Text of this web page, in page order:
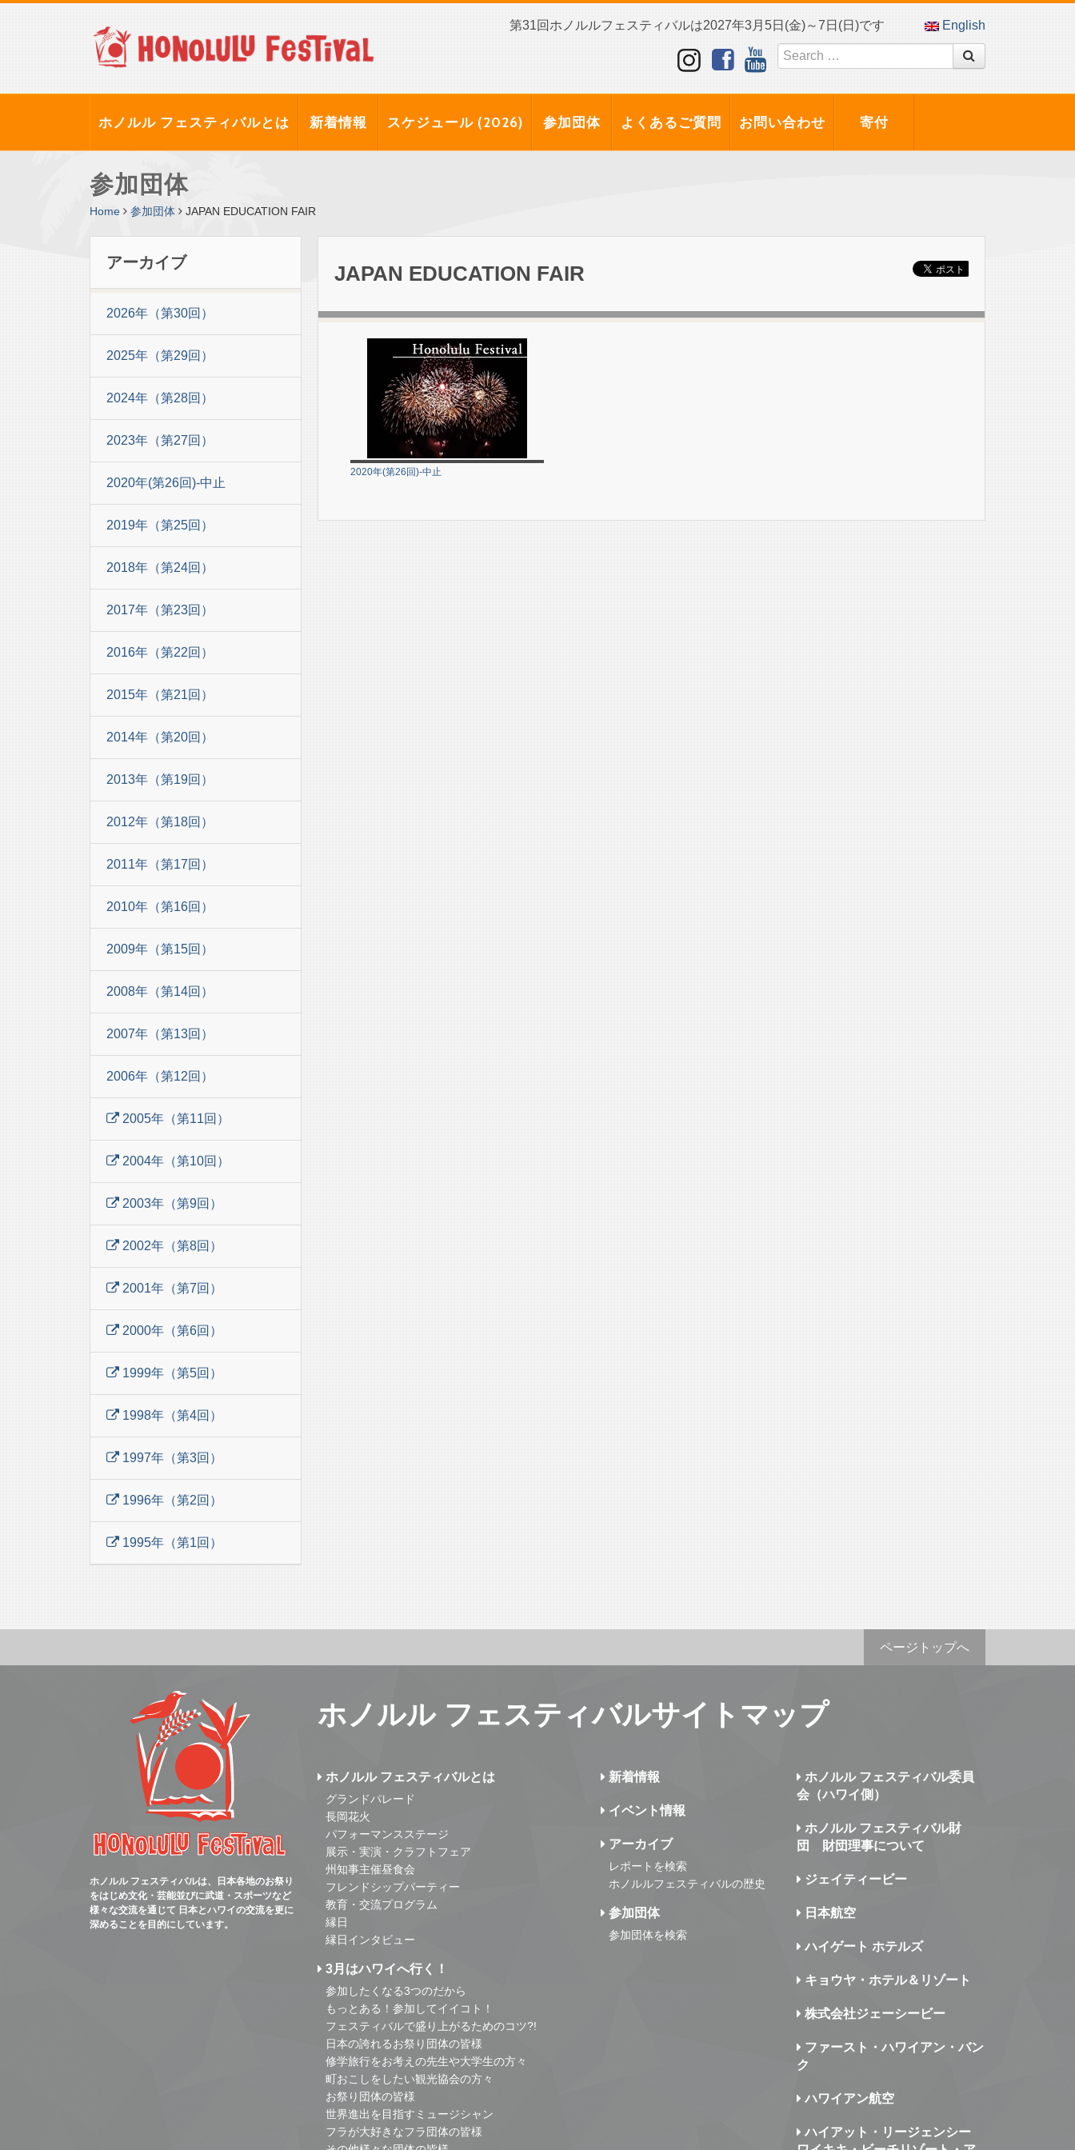
第31回ホノルルフェスティバルは2027年3月5日(金)～7日(日)です English
ホノルル フェスティバルとは 新着情報 スケジュール (2026) 参加団体 よくあるご質問 お問い合わせ 寄付
参加団体
Home 参加団体 JAPAN EDUCATION FAIR
アーカイブ
2026年（第30回）
2025年（第29回）
2024年（第28回）
2023年（第27回）
2020年(第26回)-中止
2019年（第25回）
2018年（第24回）
2017年（第23回）
2016年（第22回）
2015年（第21回）
2014年（第20回）
2013年（第19回）
2012年（第18回）
2011年（第17回）
2010年（第16回）
2009年（第15回）
2008年（第14回）
2007年（第13回）
2006年（第12回）
2005年（第11回）
2004年（第10回）
2003年（第9回）
2002年（第8回）
2001年（第7回）
2000年（第6回）
1999年（第5回）
1998年（第4回）
1997年（第3回）
1996年（第2回）
1995年（第1回）
JAPAN EDUCATION FAIR
2020年(第26回)-中止
ページトップへ
ホノルル フェスティバルは、日本各地のお祭り
をはじめ文化・芸能並びに武道・スポーツなど
様々な交流を通じて 日本とハワイの交流を更に
深めることを目的にしています。
ホノルル フェスティバルサイトマップ
ホノルル フェスティバルとは
グランドパレード
長岡花火
パフォーマンスステージ
展示・実演・クラフトフェア
州知事主催昼食会
フレンドシップパーティー
教育・交流プログラム
縁日
縁日インタビュー
3月はハワイへ行く！
参加したくなる3つのだから
もっとある！参加してイイコト！
フェスティバルで盛り上がるためのコツ?!
日本の誇れるお祭り団体の皆様
修学旅行をお考えの先生や大学生の方々
町おこしをしたい観光協会の方々
お祭り団体の皆様
世界進出を目指すミュージシャン
フラが大好きなフラ団体の皆様
新着情報
イベント情報
アーカイブ
レポートを検索
ホノルルフェスティバルの歴史
参加団体
参加団体を検索
ホノルル フェスティバル委員
会（ハワイ側）
ホノルル フェスティバル財
団 財団理事について
ジェイティービー
日本航空
ハイゲート ホテルズ
キョウヤ・ホテル＆リゾート
株式会社ジェーシービー
ファースト・ハワイアン・バン
ク
ハワイアン航空
ハイアット・リージェンシー